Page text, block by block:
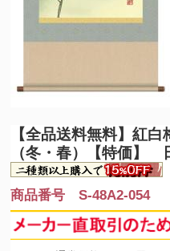
【全品送料無料】紅
（冬・春）【特価】
商品番号 S-48A2-054